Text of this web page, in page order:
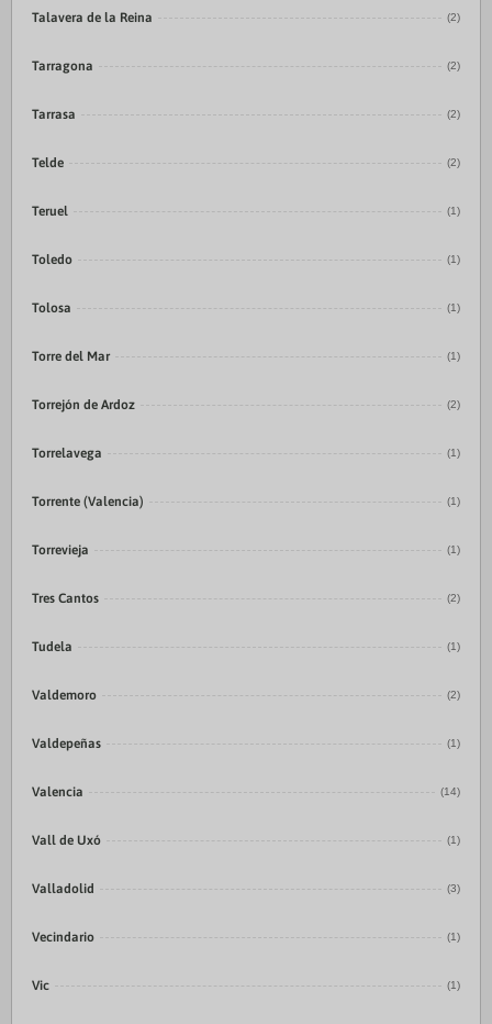
Talavera de la Reina (2)
Tarragona (2)
Tarrasa (2)
Telde (2)
Teruel (1)
Toledo (1)
Tolosa (1)
Torre del Mar (1)
Torrejón de Ardoz (2)
Torrelavega (1)
Torrente (Valencia) (1)
Torrevieja (1)
Tres Cantos (2)
Tudela (1)
Valdemoro (2)
Valdepeñas (1)
Valencia (14)
Vall de Uxó (1)
Valladolid (3)
Vecindario (1)
Vic (1)